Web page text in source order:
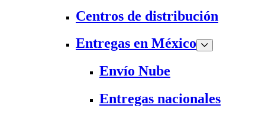
Centros de distribución
Entregas en México
Envío Nube
Entregas nacionales